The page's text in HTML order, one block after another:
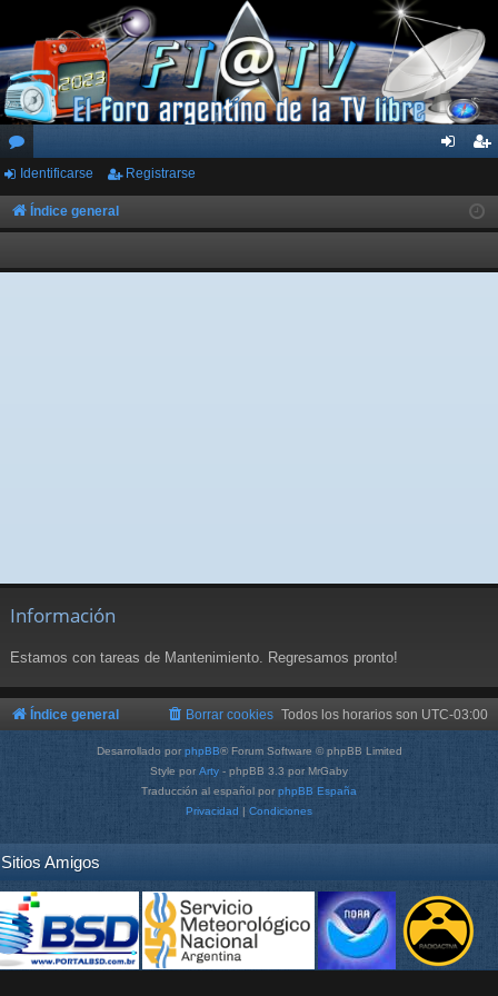
or
os
ar
ist
rs
Identificarse Registrarse
Índice general
Información
Estamos con tareas de Mantenimiento. Regresamos pronto!
Índice general Todos los horarios son UTC-03:00
Borrar cookies
Desarrollado por phpBB® Forum Software © phpBB Limited
Style por Arty - phpBB 3.3 por MrGaby
Traducción al español por phpBB España
Privacidad | Condiciones
Sitios Amigos